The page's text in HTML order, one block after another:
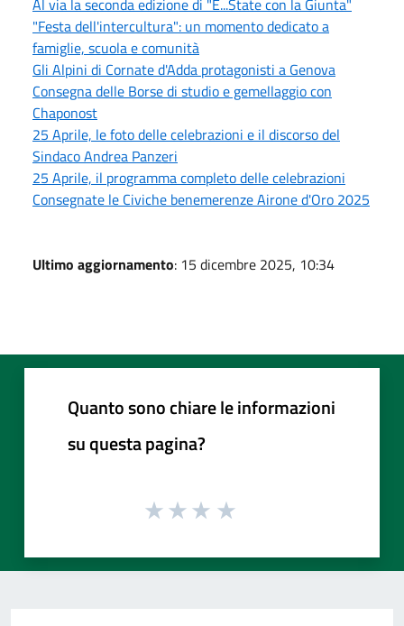
"Festa dell'intercultura": un momento dedicato a
famiglie, scuola e comunità
Gli Alpini di Cornate d'Adda protagonisti a Genova
Consegna delle Borse di studio e gemellaggio con
Chaponost
25 Aprile, le foto delle celebrazioni e il discorso del
Sindaco Andrea Panzeri
25 Aprile, il programma completo delle celebrazioni
Consegnate le Civiche benemerenze Airone d'Oro 2025
Ultimo aggiornamento: 15 dicembre 2025, 10:34
Quanto sono chiare le informazioni
su questa pagina?